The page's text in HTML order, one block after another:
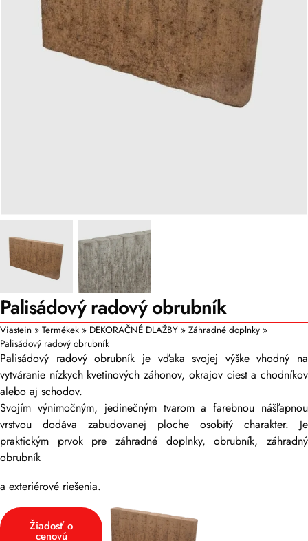
Palisádový radový obrubník
Viastein » Termékek » DEKORAČNÉ DLAŽBY » Záhradné doplnky »
Palisádový radový obrubník
Palisádový radový obrubník je vďaka svojej výške vhodný na
vytváranie nízkych kvetinových záhonov, okrajov ciest a chodníkov
alebo aj schodov.
Svojím výnimočným, jedinečným tvarom a farebnou nášľapnou
vrstvou dodáva zabudovanej ploche osobitý charakter. Je
praktickým prvok pre záhradné doplnky, obrubník, záhradný
obrubník
a exteriérové riešenia.
Žiadosť o
cenovú